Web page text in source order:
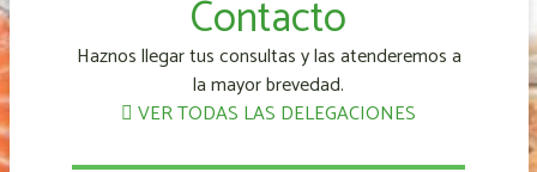
Contacto
Haznos llegar tus consultas y las atenderemos a
la mayor brevedad.
VER TODAS LAS DELEGACIONES